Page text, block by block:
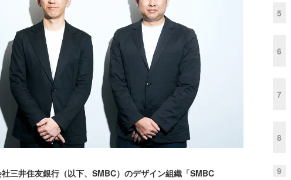
三井住友銀行（以下、SMBC）のデザイン組織「SMBC
5
6
7
8
9